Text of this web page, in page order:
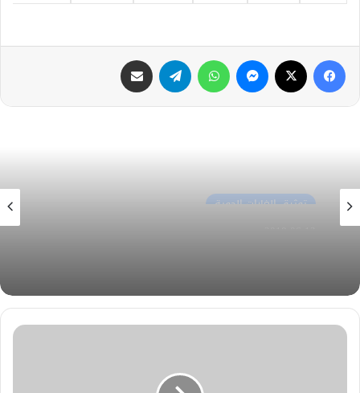
فيسبوك ماسنجر واتساب تيلقرام
توثيق الغارات الجوية